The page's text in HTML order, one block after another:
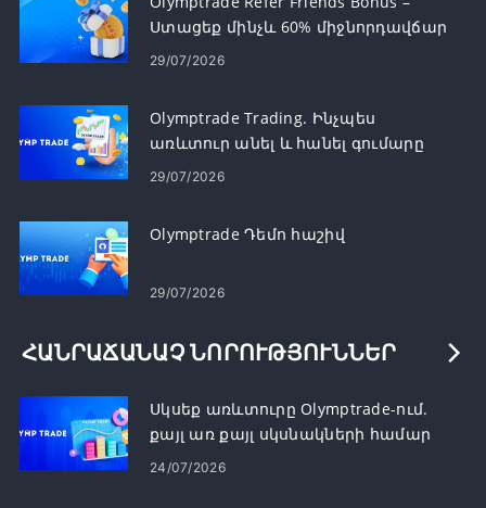
Ստացեք մինչև 60% միջնորդավճար
ուղեգրերի համար
29/07/2026
Olymptrade Trading. Ինչպես
առևտուր անել և հանել գումարը
29/07/2026
Olymptrade Դեմո հաշիվ
29/07/2026
ՀԱՆՐԱՃԱՆԱՉ ՆՈՐՈՒԹՅՈՒՆՆԵՐ
Սկսեք առևտուրը Olymptrade-ում.
քայլ առ քայլ սկսնակների համար
24/07/2026